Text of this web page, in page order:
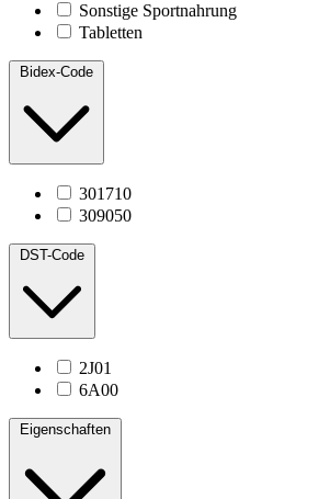
Sonstige Sportnahrung
Tabletten
Bidex-Code
301710
309050
DST-Code
2J01
6A00
Eigenschaften